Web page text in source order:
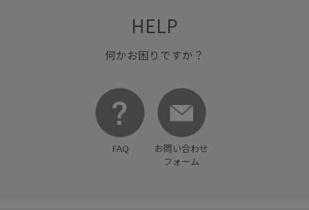
HELP
何かお困りですか？
FAQ
お問い合わせ
フォーム